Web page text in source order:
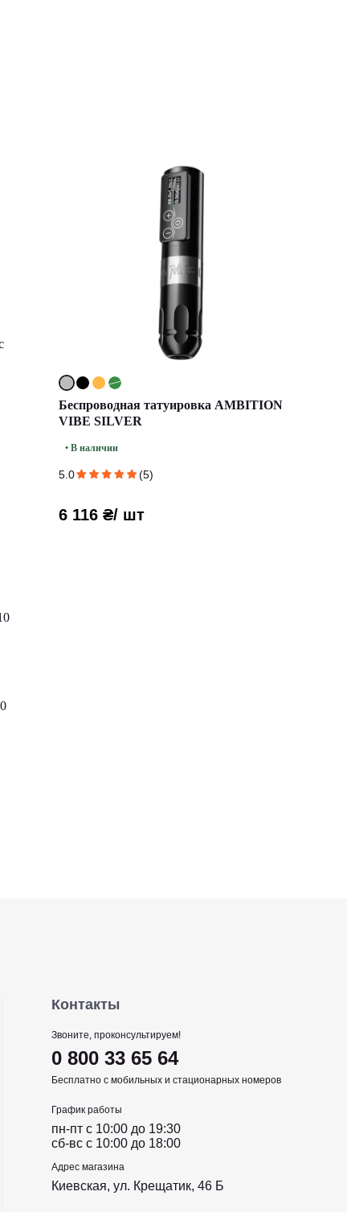
Беспроводная татуировка AMBITION
VIBE SILVER
• В наличии
5.0 (5)
6 116 ₴/ шт
Контакты
Звоните, проконсультируем!
0 800 33 65 64
Бесплатно с мобильных и стационарных номеров
График работы
пн-пт c 10:00 до 19:30
сб-вс c 10:00 до 18:00
Адрес магазина
Киевская, ул. Крещатик, 46 Б